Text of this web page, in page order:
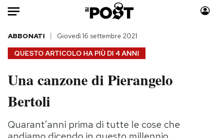
Auto
HOME
Italia
Politica
Tecnologia
Moda
Storie/Idee
QUESTO ARTICOLO HA PIÙ DI 4 ANNI
ABBONATI Giovedì 16 settembre 2021
Una canzone di Pierangelo
Bertoli
Quarant'anni prima di tutte le cose che